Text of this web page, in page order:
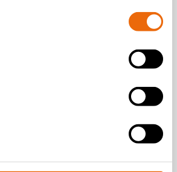
220DTeco